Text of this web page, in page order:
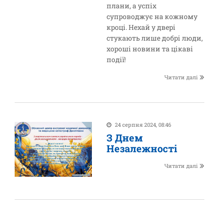
плани, а успіх
супроводжує на кожному
кроці. Нехай у двері
стукають лише добрі люди,
хороші новини та цікаві
події!
Читати далі
24 серпня 2024, 08:46
З Днем
Незалежності
Читати далі